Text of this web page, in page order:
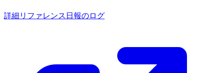
詳細リファレンス 日報のログ